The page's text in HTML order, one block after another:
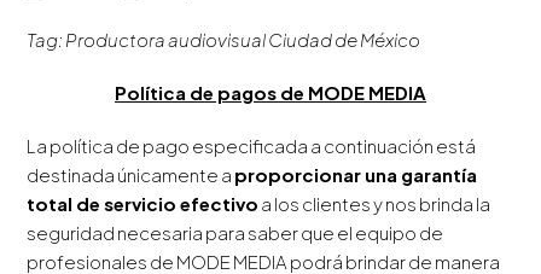
Tag: Productora audiovisual Ciudad de México
Política de pagos de MODE MEDIA
La política de pago especificada a continuación está
destinada únicamente a proporcionar una garantía
total de servicio efectivo a los clientes y nos brinda la
seguridad necesaria para saber que el equipo de
profesionales de MODE MEDIA podrá brindar de manera